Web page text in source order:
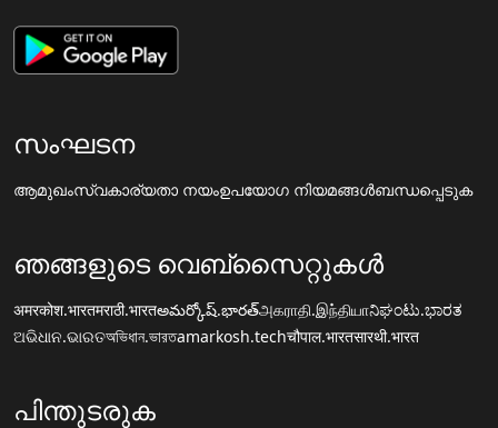
സംഘടന
ആമുഖംസ്വകാര്യതാ നയംഉപയോഗ നിയമങ്ങൾബന്ധപ്പെടുക
ഞങ്ങളുടെ വെബ്സൈറ്റുകൾ
अमरकोश.भारतमराठी.भारतఅమర్కోష్.భారత్அகராதி.இந்தியாನಿಘಂಟು.ಭಾರತ
ଅଭିଧାନ.ଭାରତঅভিধান.ভারতamarkosh.techचौपाल.भारतसारथी.भारत
പിന്തുടരുക